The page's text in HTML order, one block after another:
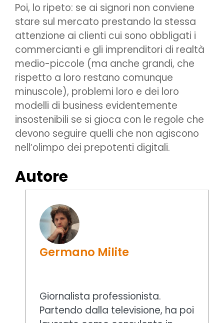
Poi, lo ripeto: se ai signori non conviene
stare sul mercato prestando la stessa
attenzione ai clienti cui sono obbligati i
commercianti e gli imprenditori di realtà
medio-piccole (ma anche grandi, che
rispetto a loro restano comunque
minuscole), problemi loro e dei loro
modelli di business evidentemente
insostenibili se si gioca con le regole che
devono seguire quelli che non agiscono
nell’olimpo dei prepotenti digitali.
Autore
Germano Milite
Giornalista professionista.
Partendo dalla televisione, ha poi